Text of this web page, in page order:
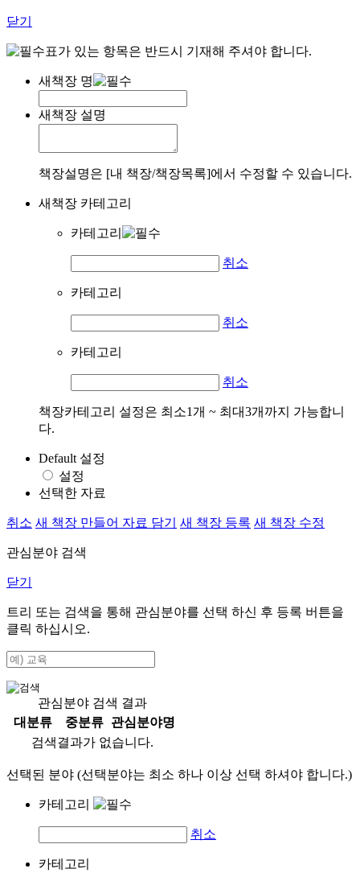
닫기
표가 있는 항목은 반드시 기재해 주셔야 합니다.
새책장 명
새책장 설명
책장설명은 [내 책장/책장목록]에서 수정할 수 있습니다.
새책장 카테고리
카테고리
취소
카테고리
취소
카테고리
취소
책장카테고리 설정은 최소1개 ~ 최대3개까지 가능합니
다.
Default 설정
설정
선택한 자료
취소 새 책장 만들어 자료 담기 새 책장 등록 새 책장 수정
관심분야 검색
닫기
트리 또는 검색을 통해 관심분야를 선택 하신 후 등록 버튼을
클릭 하십시오.
관심분야 검색 결과
대분류
중분류
관심분야명
검색결과가 없습니다.
선택된 분야 (선택분야는 최소 하나 이상 선택 하셔야 합니다.)
카테고리
취소
카테고리